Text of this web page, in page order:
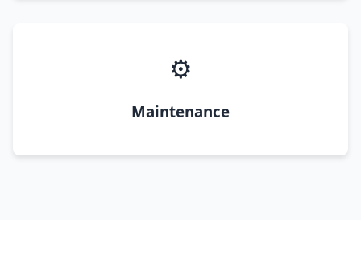
⚙️
Maintenance